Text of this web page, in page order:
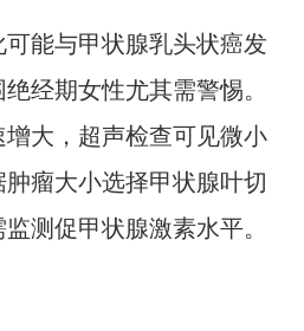
能与甲状腺乳头状癌发
经期女性尤其需警惕。
大，超声检查可见微小
瘤大小选择甲状腺叶切
测促甲状腺激素水平。